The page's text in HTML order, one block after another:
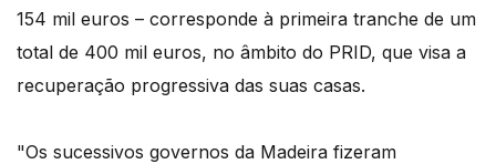
154 mil euros – corresponde à primeira tranche de um
total de 400 mil euros, no âmbito do PRID, que visa a
recuperação progressiva das suas casas.
"Os sucessivos governos da Madeira fizeram